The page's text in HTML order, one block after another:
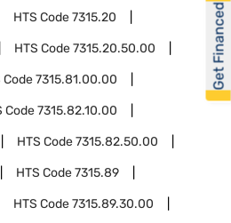
HTS Code7315.20
HTS Code7315.20.50.00
Code7315.81.00.00
Code7315.82.10.00
HTS Code7315.82.50.00
HTS Code7315.89
HTS Code7315.89.30.00
Get Financed